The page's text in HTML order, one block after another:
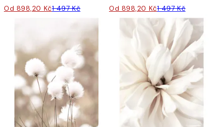
Od 898,20 Kč1 497 Kč Od 898,20 Kč1 497 Kč